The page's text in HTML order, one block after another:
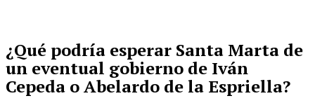
¿Qué podría esperar Santa Marta de
un eventual gobierno de Iván
Cepeda o Abelardo de la Espriella?